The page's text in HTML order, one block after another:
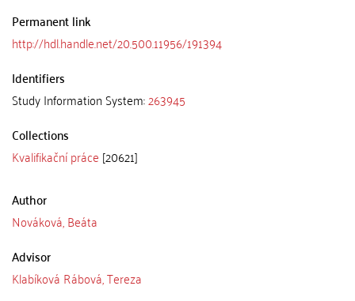
Permanent link
http://hdl.handle.net/20.500.11956/191394
Identifiers
Study Information System:263945
Collections
Kvalifikační práce [20621]
Author
Nováková, Beáta
Advisor
Klabíková Rábová, Tereza